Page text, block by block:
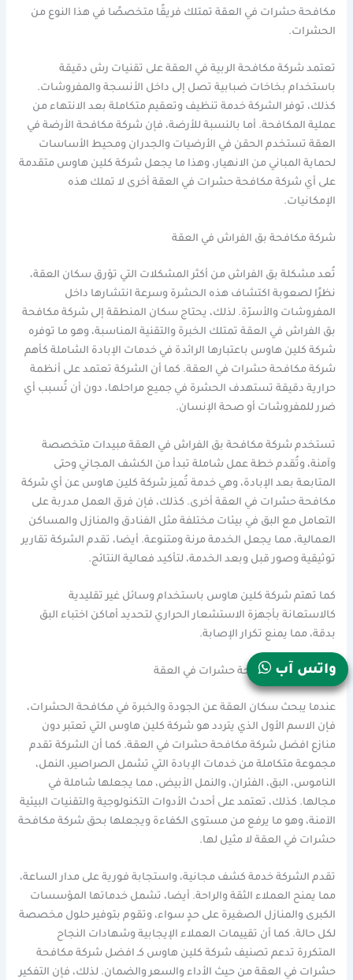
مكافحة حشرات في العقة تمتلك فريقًا متخصصًا في هذا النوع من
الحشرات.
تعتمد شركة مكافحة الربية في العقة على تقنيات رش دقيقة
باستخدام بخاخات ضبابية تصل إلى داخل الأنسجة والمفروشات.
كذلك، توفر الشركة خدمة تنظيف وتعقيم متكاملة بعد الانتهاء من
عملية المكافحة. أما بالنسبة للأرضة، فإن شركة مكافحة الأرضة في
العقة تستخدم الحقن في الأرضيات والجدران ومحيط الأساسات
لحماية المباني من الانهيار، وهذا ما يجعل شركة كلين هاوس متقدمة
على أي شركة مكافحة حشرات في العقة أخرى لا تملك هذه
الإمكانيات.
شركة مكافحة بق الفراش في العقة
تُعد مشكلة بق الفراش من أكثر المشكلات التي تؤرق سكان العقة،
نظرًا لصعوبة اكتشاف هذه الحشرة وسرعة انتشارها داخل
المفروشات والأسرّة. لذلك، يحتاج سكان المنطقة إلى شركة مكافحة
بق الفراش في العقة تمتلك الخبرة والتقنية المناسبة، وهو ما توفره
شركة كلين هاوس باعتبارها الرائدة في خدمات الإبادة الشاملة كأهم
شركة مكافحة حشرات في العقة. كما أن الشركة تعتمد على أنظمة
حرارية دقيقة تستهدف الحشرة في جميع مراحلها، دون أن تُسبب أي
ضرر للمفروشات أو صحة الإنسان.
تستخدم شركة مكافحة بق الفراش في العقة مبيدات متخصصة
وآمنة، وتُقدم خطة عمل شاملة تبدأ من الكشف المجاني وحتى
المتابعة بعد الإبادة، وهي خدمة تُميز شركة كلين هاوس عن أي شركة
مكافحة حشرات في العقة أخرى. كذلك، فإن فرق العمل مدربة على
التعامل مع البق في بيئات مختلفة مثل الفنادق والمنازل والمساكن
العمالية، مما يجعل الخدمة مرنة ومتنوعة. أيضا، تقدم الشركة تقارير
توثيقية وصور قبل وبعد الخدمة، لتأكيد فعالية النتائج.
كما تهتم شركة كلين هاوس باستخدام وسائل غير تقليدية
كالاستعانة بأجهزة الاستشعار الحراري لتحديد أماكن اختباء البق
بدقة، مما يمنع تكرار الإصابة.
افضل شركة مكافحة حشرات في العقة
عندما يبحث سكان العقة عن الجودة والخبرة في مكافحة الحشرات،
فإن الاسم الأول الذي يتردد هو شركة كلين هاوس التي تعتبر دون
منازع افضل شركة مكافحة حشرات في العقة. كما أن الشركة تقدم
مجموعة متكاملة من خدمات الإبادة التي تشمل الصراصير، النمل،
الناموس، البق، الفئران، والنمل الأبيض، مما يجعلها شاملة في
مجالها. كذلك، تعتمد على أحدث الأدوات التكنولوجية والتقنيات البيئية
الآمنة، وهو ما يرفع من مستوى الكفاءة ويجعلها بحق شركة مكافحة
حشرات في العقة لا مثيل لها.
تقدم الشركة خدمة كشف مجانية، واستجابة فورية على مدار الساعة،
مما يمنح العملاء الثقة والراحة. أيضا، تشمل خدماتها المؤسسات
الكبرى والمنازل الصغيرة على حدٍ سواء، وتقوم بتوفير حلول مخصصة
لكل حالة. كما أن تقييمات العملاء الإيجابية وشهادات النجاح
المتكررة تدعم تصنيف شركة كلين هاوس كـ افضل شركة مكافحة
حشرات في العقة من حيث الأداء والسعر والضمان. لذلك، فإن التفكير
واتس آب